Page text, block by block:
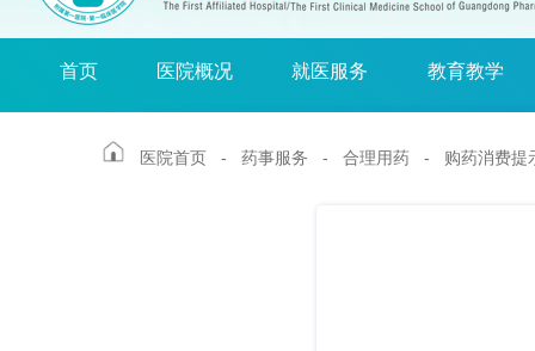
首页 医院概况 就医服务 教育教学
医院首页 - 药事服务 - 合理用药 - 购药消费提